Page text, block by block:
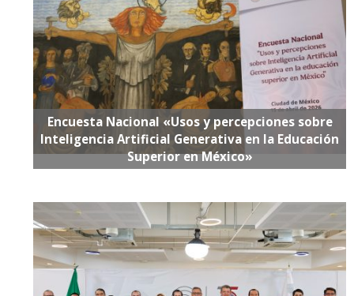
Encuesta Nacional «Usos y percepciones sobre
Inteligencia Artificial Generativa en la Educación
Superior en México»